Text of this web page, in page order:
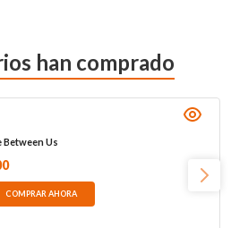
han comprado
Between Us
COMPRAR AHORA